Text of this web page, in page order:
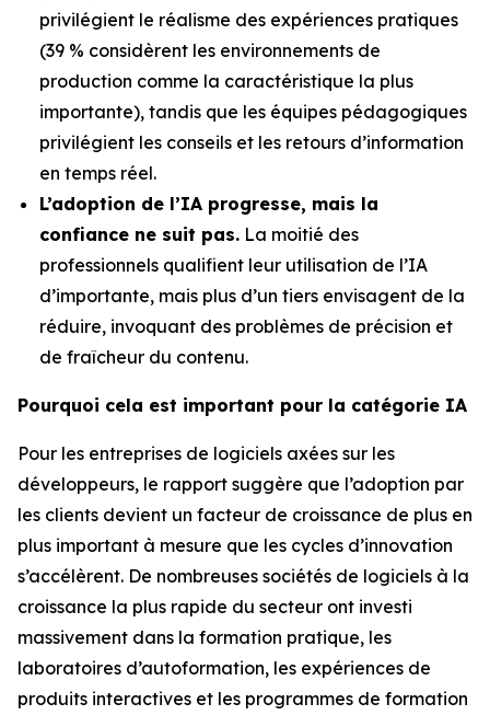
privilégient le réalisme des expériences pratiques
(39 % considèrent les environnements de
production comme la caractéristique la plus
importante), tandis que les équipes pédagogiques
privilégient les conseils et les retours d’information
en temps réel.
L’adoption de l’IA progresse, mais la
confiance ne suit pas. La moitié des
professionnels qualifient leur utilisation de l’IA
d’importante, mais plus d’un tiers envisagent de la
réduire, invoquant des problèmes de précision et
de fraîcheur du contenu.
Pourquoi cela est important pour la catégorie IA
Pour les entreprises de logiciels axées sur les
développeurs, le rapport suggère que l’adoption par
les clients devient un facteur de croissance de plus en
plus important à mesure que les cycles d’innovation
s’accélèrent. De nombreuses sociétés de logiciels à la
croissance la plus rapide du secteur ont investi
massivement dans la formation pratique, les
laboratoires d’autoformation, les expériences de
produits interactives et les programmes de formation